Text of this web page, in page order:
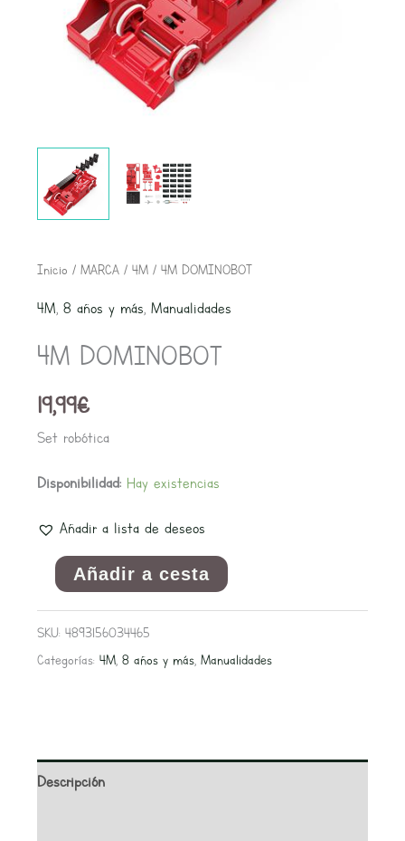
Inicio / MARCA/ 4M/ 4M DOMINOBOT
4M, 8 años y más, Manualidades
4M DOMINOBOT
19,99€
Set robótica
Disponibilidad: Hay existencias
Añadir a lista de deseos
4M
Añadir a cesta
SKU: 4893156034465
Categorías: 4M, 8 años y más, Manualidades
Descripción